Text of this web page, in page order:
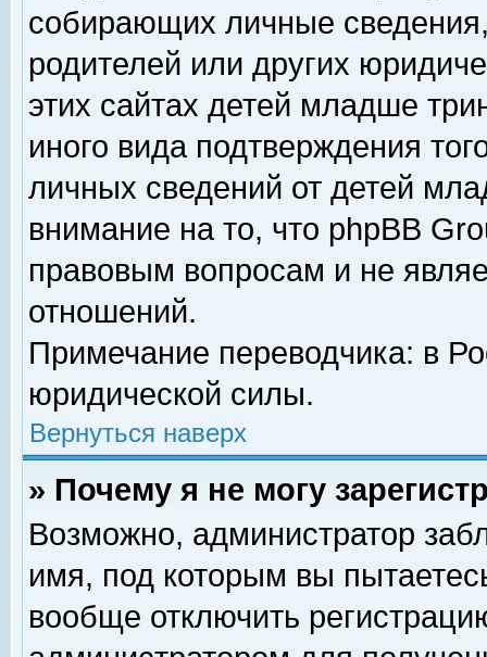
собирающих личные
родителей или других
этих сайтах детей младше
иного вида подтверждения
личных сведений от детей
внимание на то, что phpBB
правовым вопросам и не
отношений.
Примечание переводчика: в
юридической силы.
Вернуться наверх
» Почему я не могу
Возможно, администратор
имя, под которым вы
вообще отключить